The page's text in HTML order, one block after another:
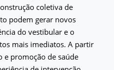
coletiva de
podem gerar novos
do vestibular e o
mais imediatos. A partir
e promoção de saúde